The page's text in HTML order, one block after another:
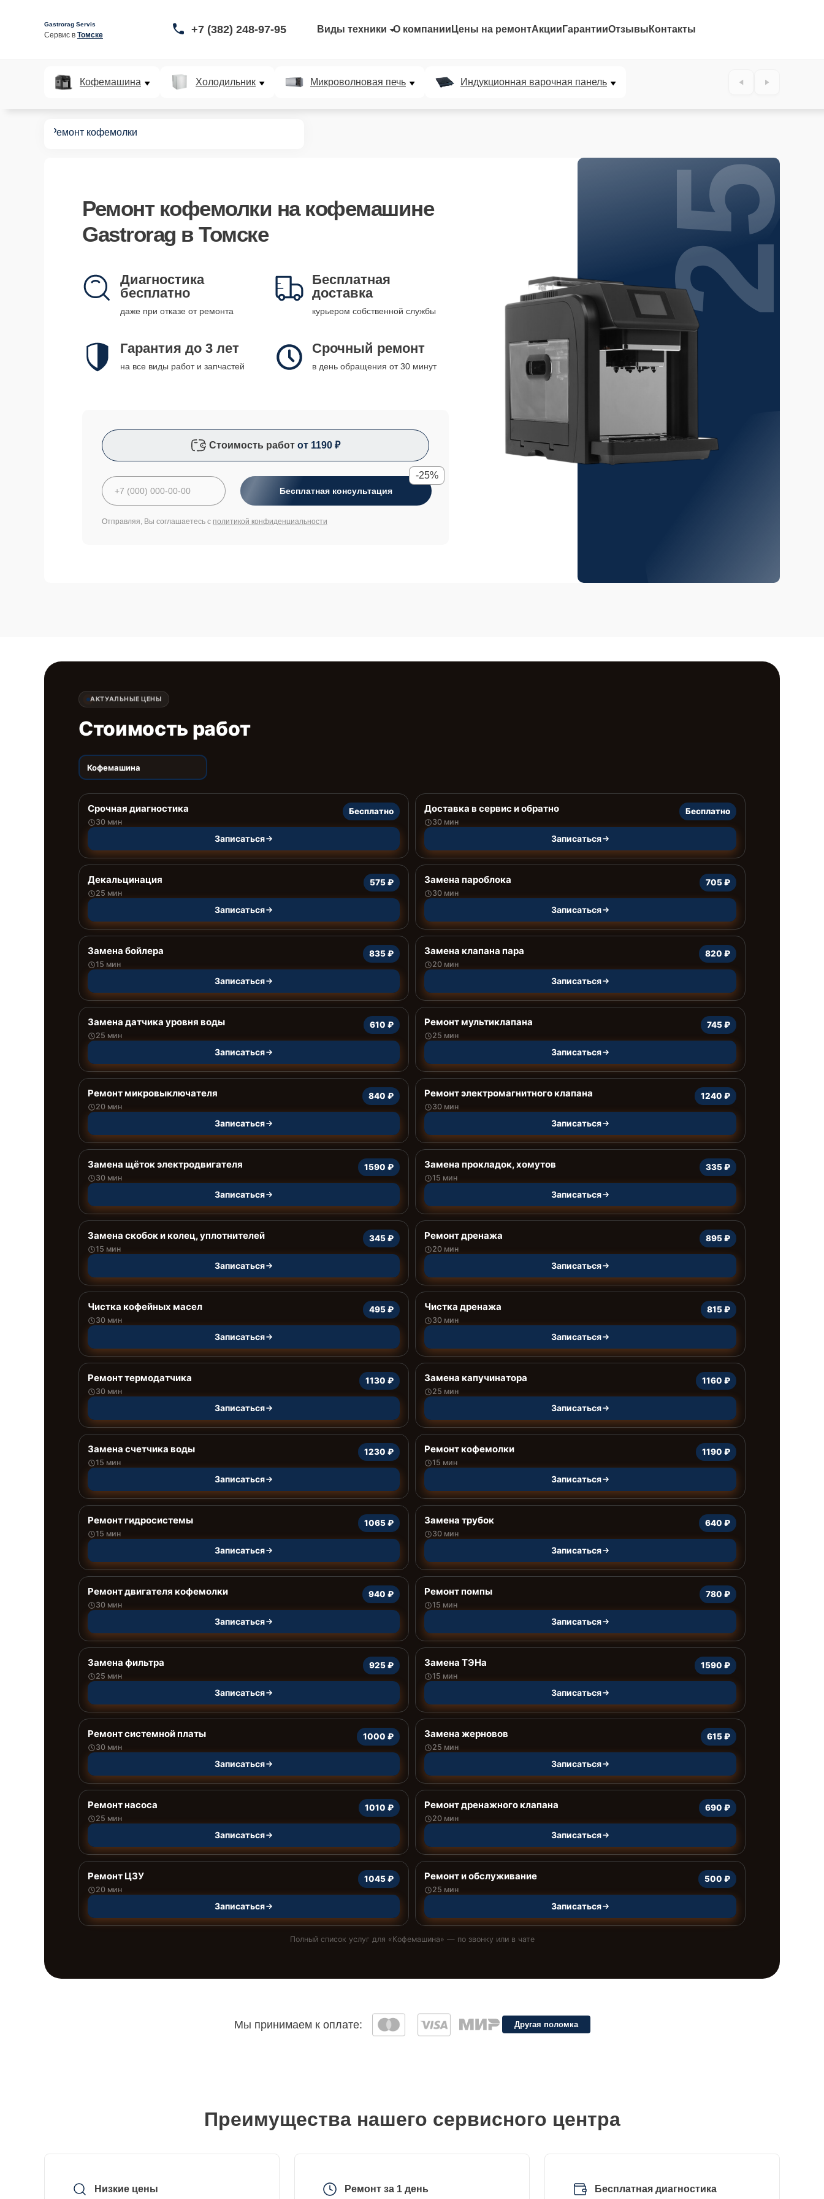
Gastrorag Servis
Сервис в Томске +7 (382) 248-97-95 Виды техники О компании Цены на ремонтАкции ГарантииОтзывы Контакты
Кофемашина Холодильник Микроволновая печь Индукционная варочная панель
Ремонт кофемолки
Ремонт кофемолки на кофемашине
Gastrorag в Томске
Диагностика
бесплатно
даже при отказе от ремонта
Бесплатная
доставка
курьером собственной службы
Гарантия до 3 лет
на все виды работ и запчастей
Срочный ремонт
в день обращения от 30 минут
Стоимость работ от 1190 ₽
Бесплатная консультация
-25%
Отправляя, Вы соглашаетесь с политикой конфиденциальности
25%
АКТУАЛЬНЫЕ ЦЕНЫ
Стоимость работ
Кофемашина
Срочная диагностика
30 мин
Бесплатно
Записаться
Доставка в сервис и обратно
30 мин
Бесплатно
Записаться
Декальцинация
25 мин
575 ₽
Записаться
Замена пароблока
30 мин
705 ₽
Записаться
Замена бойлера
15 мин
835 ₽
Записаться
Замена клапана пара
20 мин
820 ₽
Записаться
Замена датчика уровня воды
25 мин
610 ₽
Записаться
Ремонт мультиклапана
25 мин
745 ₽
Записаться
Ремонт микровыключателя
20 мин
840 ₽
Записаться
Ремонт электромагнитного клапана
30 мин
1240 ₽
Записаться
Замена щёток электродвигателя
30 мин
1590 ₽
Записаться
Замена прокладок, хомутов
15 мин
335 ₽
Записаться
Замена скобок и колец, уплотнителей
15 мин
345 ₽
Записаться
Ремонт дренажа
20 мин
895 ₽
Записаться
Чистка кофейных масел
30 мин
495 ₽
Записаться
Чистка дренажа
30 мин
815 ₽
Записаться
Ремонт термодатчика
30 мин
1130 ₽
Записаться
Замена капучинатора
25 мин
1160 ₽
Записаться
Замена счетчика воды
15 мин
1230 ₽
Записаться
Ремонт кофемолки
15 мин
1190 ₽
Записаться
Ремонт гидросистемы
15 мин
1065 ₽
Записаться
Замена трубок
30 мин
640 ₽
Записаться
Ремонт двигателя кофемолки
30 мин
940 ₽
Записаться
Ремонт помпы
15 мин
780 ₽
Записаться
Замена фильтра
25 мин
925 ₽
Записаться
Замена ТЭНа
15 мин
1590 ₽
Записаться
Ремонт системной платы
30 мин
1000 ₽
Записаться
Замена жерновов
25 мин
615 ₽
Записаться
Ремонт насоса
25 мин
1010 ₽
Записаться
Ремонт дренажного клапана
20 мин
690 ₽
Записаться
Ремонт ЦЗУ
20 мин
1045 ₽
Записаться
Ремонт и обслуживание
25 мин
500 ₽
Записаться
Полный список услуг для «Кофемашина» — по звонку или в чате
Мы принимаем к оплате: Другая поломка
Преимущества нашего сервисного центра
Низкие цены Ремонт за 1 день Бесплатная диагностика